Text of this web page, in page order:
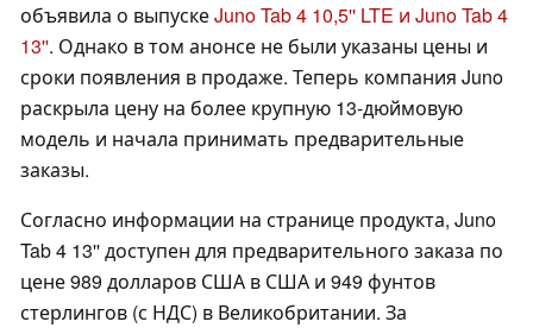
объявила о выпускеJuno Tab 4 10,5'' LTE и Juno Tab 4
13''. Однако в том анонсе не были указаны цены и
сроки появления в продаже. Теперь компания Juno
раскрыла цену на более крупную 13-дюймовую
модель и начала принимать предварительные
заказы.
Согласно информации на странице продукта, Juno
Tab 4 13'' доступен для предварительного заказа по
цене 989 долларов США в США и 949 фунтов
стерлингов (с НДС) в Великобритании. За